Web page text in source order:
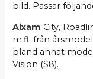
bild. Passar
Aixam City,
m.fl. från
bland annat
Vision (S8).